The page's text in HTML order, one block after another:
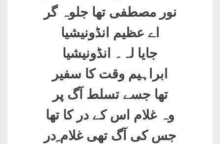
نور مصطفی تھا جلوہ گر
اے عظیم انڈونیشیا
جایا لہ۔ انڈونیشیا
ابراہیم وقت کا سفیر
تھا جسے تسلط آگ پر
وہ غلام اس کے در کا تھا
جس کی آگ تھی غلام ِدر